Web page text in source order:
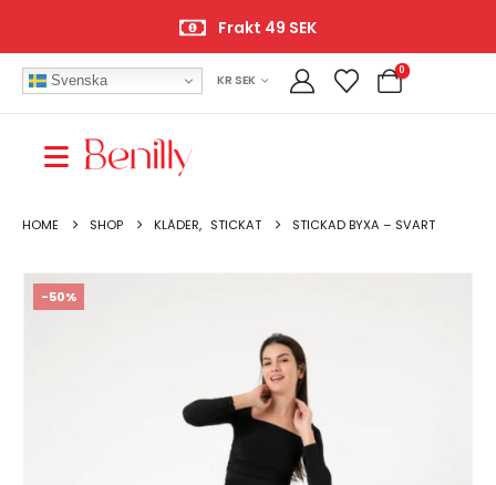
Frakt 49 SEK
Svenska KR SEK
0
HOME SHOP KLÄDER, STICKAT STICKAD BYXA – SVART
-50%